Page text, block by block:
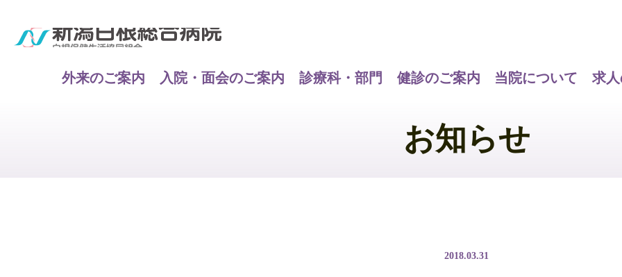
外来のご案内 入院・面会のご案内 診療科・部門 健診のご案内 当院について 求
お知らせ
2018.03.31